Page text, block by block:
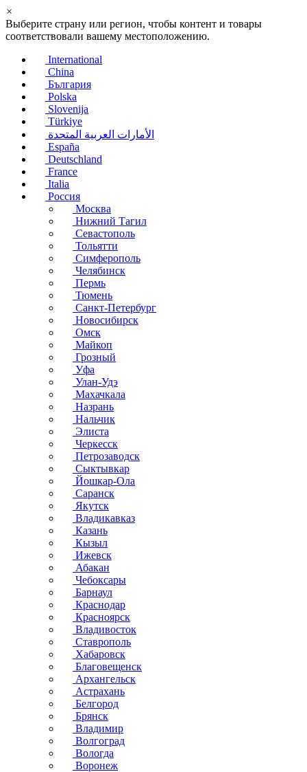
×
Выберите страну или регион, чтобы контент и товары
соответствовали вашему местоположению.
International
China
България
Polska
Slovenija
Türkiye
الأمارات العربية المتحدة
España
Deutschland
France
Italia
Россия
Москва
Нижний Тагил
Севастополь
Тольятти
Симферополь
Челябинск
Пермь
Тюмень
Санкт-Петербург
Новосибирск
Омск
Майкоп
Грозный
Уфа
Улан-Удэ
Махачкала
Назрань
Нальчик
Элиста
Черкесск
Петрозаводск
Сыктывкар
Йошкар-Ола
Саранск
Якутск
Владикавказ
Казань
Кызыл
Ижевск
Абакан
Чебоксары
Барнаул
Краснодар
Красноярск
Владивосток
Ставрополь
Хабаровск
Благовещенск
Архангельск
Астрахань
Белгород
Брянск
Владимир
Волгоград
Вологда
Воронеж